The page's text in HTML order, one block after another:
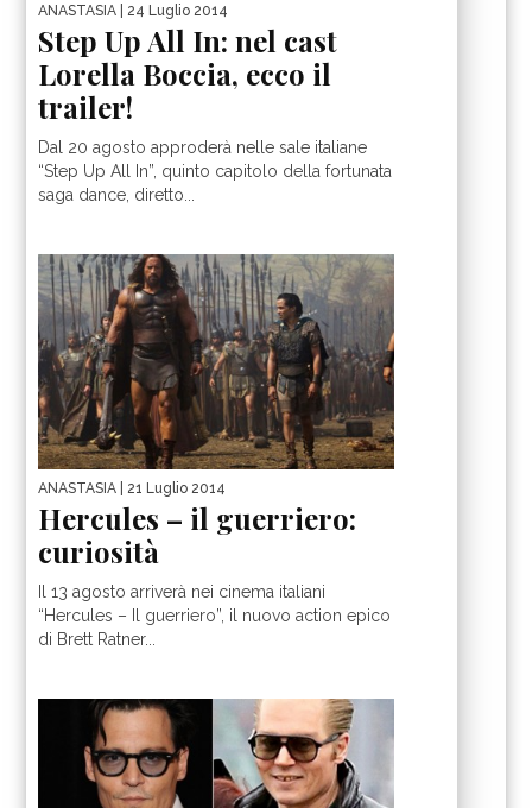
ANASTASIA | 24 Luglio 2014
Step Up All In: nel cast
Lorella Boccia, ecco il
trailer!
Dal 20 agosto approderà nelle sale italiane
“Step Up All In”, quinto capitolo della fortunata
saga dance, diretto...
ANASTASIA | 21 Luglio 2014
Hercules – il guerriero:
curiosità
Il 13 agosto arriverà nei cinema italiani
“Hercules – Il guerriero”, il nuovo action epico
di Brett Ratner...